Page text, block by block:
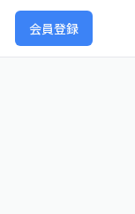
会員登録